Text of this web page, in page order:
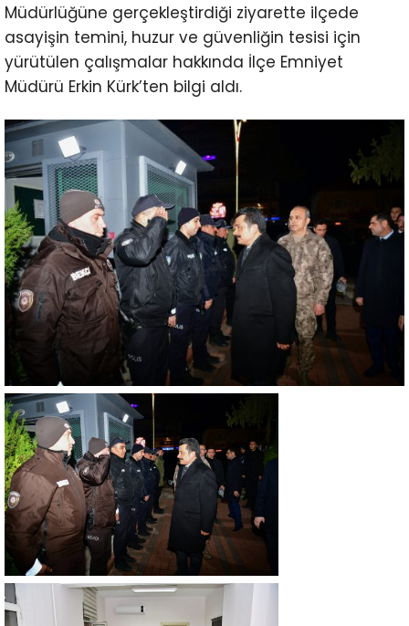
Müdürlüğüne gerçekleştirdiği ziyarette ilçede
asayişin temini, huzur ve güvenliğin tesisi için
yürütülen çalışmalar hakkında İlçe Emniyet
Müdürü Erkin Kürk’ten bilgi aldı.